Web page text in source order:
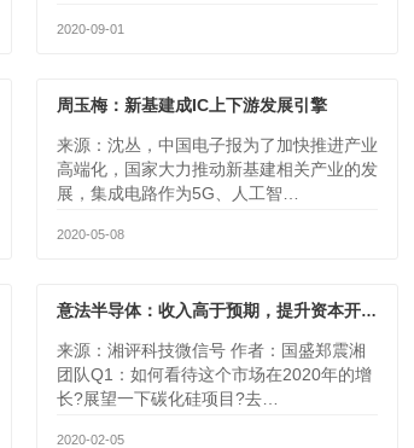
2020-09-01
周玉梅：新基建成IC上下游发展引擎
来源：沈丛，中国电子报为了加快推进产业
高端化，国家大力推动新基建相关产业的发
展，集成电路作为5G、人工智…
2020-05-08
意法半导体：收入高于预期，提升资本开支，SiC持续推进
来源：湘评科技微信号 作者：国盛郑震湘
团队Q1：如何看待这个市场在2020年的增
长?展望一下碳化硅项目?去…
2020-02-05